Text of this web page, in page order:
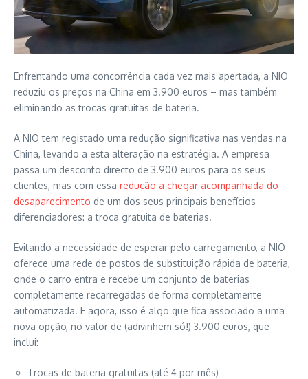
Enfrentando uma concorrência cada vez mais apertada, a NIO
reduziu os preços na China em 3.900 euros – mas também
eliminando as trocas gratuitas de bateria.
A NIO tem registado uma redução significativa nas vendas na
China, levando a esta alteração na estratégia. A empresa
passa um desconto directo de 3.900 euros para os seus
clientes, mas com essa redução a chegar acompanhada do
desaparecimento de um dos seus principais benefícios
diferenciadores: a troca gratuita de baterias.
Evitando a necessidade de esperar pelo carregamento, a NIO
oferece uma rede de postos de substituição rápida de bateria,
onde o carro entra e recebe um conjunto de baterias
completamente recarregadas de forma completamente
automatizada. E agora, isso é algo que fica associado a uma
nova opção, no valor de (adivinhem só!) 3.900 euros, que
inclui:
Trocas de bateria gratuitas (até 4 por mês)